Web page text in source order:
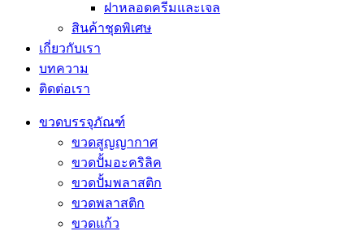
ฝาหลอดครีมและเจล
สินค้าชุดพิเศษ
เกี่ยวกับเรา
บทความ
ติดต่อเรา
ขวดบรรจุภัณฑ์
ขวดสูญญากาศ
ขวดปั้มอะคริลิค
ขวดปั้มพลาสติก
ขวดพลาสติก
ขวดแก้ว